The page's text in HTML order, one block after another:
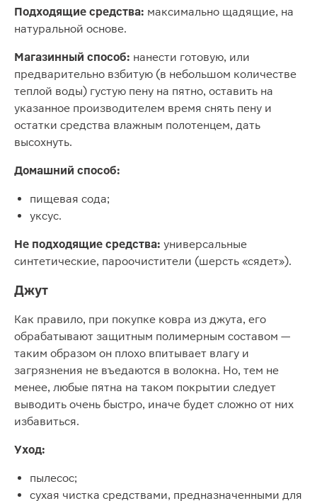
Подходящие средства: максимально щадящие, на
натуральной основе.
Магазинный способ: нанести готовую, или
предварительно взбитую (в небольшом количестве
теплой воды) густую пену на пятно, оставить на
указанное производителем время снять пену и
остатки средства влажным полотенцем, дать
высохнуть.
Домашний способ:
пищевая сода;
уксус.
Не подходящие средства: универсальные
синтетические, пароочистители (шерсть «сядет»).
Джут
Как правило, при покупке ковра из джута, его
обрабатывают защитным полимерным составом —
таким образом он плохо впитывает влагу и
загрязнения не въедаются в волокна. Но, тем не
менее, любые пятна на таком покрытии следует
выводить очень быстро, иначе будет сложно от них
избавиться.
Уход:
пылесос;
сухая чистка средствами, предназначенными для